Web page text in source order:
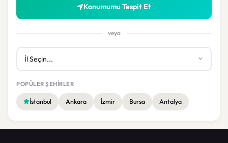
Konumumu Tespit Et
veya
POPÜLER ŞEHIRLER
İstanbul Ankara İzmir Bursa Antalya